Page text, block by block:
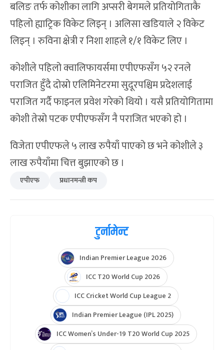
बलिङ तर्फ कोशीका लागि अप्सरी बेगमले प्रतियोगिताकै
पहिलो ह्याट्रिक विकेट लिइन् । अलिसा खडियाले २ विकेट
लिइन् । रुविना क्षेत्री र निशा शाहले १/१ विकेट लिए ।
कोशीले पहिलो क्वालिफायर्समा एपीएफसँग ५२ रनले
पराजित हुँदै दोस्रो एलिमिनेटरमा सुदूरपश्चिम प्रदेशलाई
पराजित गर्दै फाइनल प्रवेश गरेको थियो । यसै प्रतियोगितामा
कोशी तेस्रो पटक एपीएफसँग नै पराजित भएको हो ।
विजेता एपीएफले ५ लाख रुपैयाँ पाएको छ भने कोशीले ३
प्रधानमन्त्री कप
टुर्नामेन्ट
Indian Premier League 2026
ICC T20 World Cup 2026